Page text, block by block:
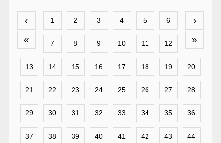
‹
«
›
»
1 2 3 4 5 6
7 8 9 10 11 12
13 14 15 16 17 18 19 20
21 22 23 24 25 26 27 28
29 30 31 32 33 34 35 36
37 38 39 40 41 42 43 44